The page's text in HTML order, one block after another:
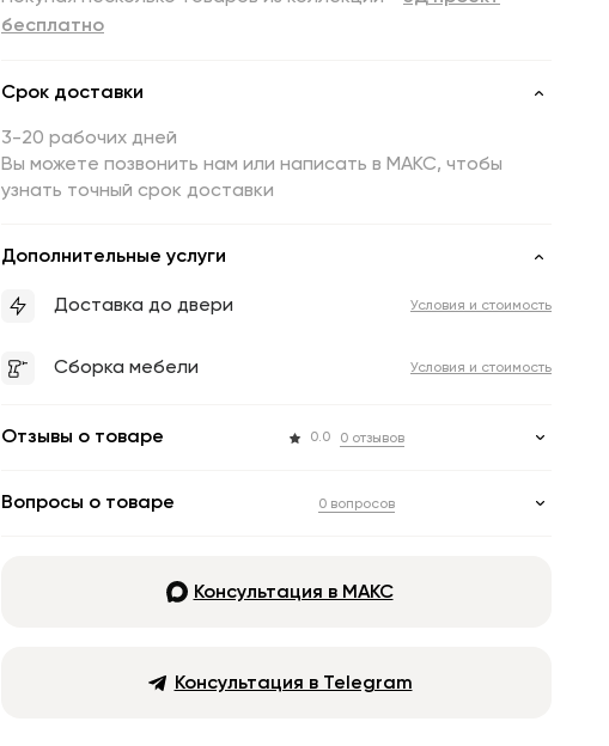
бесплатно
Срок доставки
3-20 рабочих дней
Вы можете позвонить нам или написать в МАКС, чтобы
узнать точный срок доставки
Дополнительные услуги
Доставка до двери Условия и стоимость
Сборка мебели Условия и стоимость
Отзывы о товаре 0.0 0 отзывов
Вопросы о товаре 0 вопросов
Консультация в МАКС
Консультация в Telegram